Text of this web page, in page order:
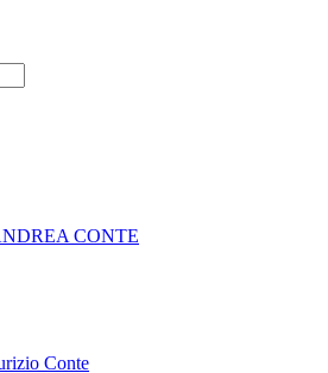
CONTE
menù di secondo livello
Conte